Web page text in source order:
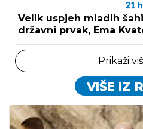
21 h
Velik uspjeh mladih
državni prvak, Ema
Prikaži
VIŠE IZ